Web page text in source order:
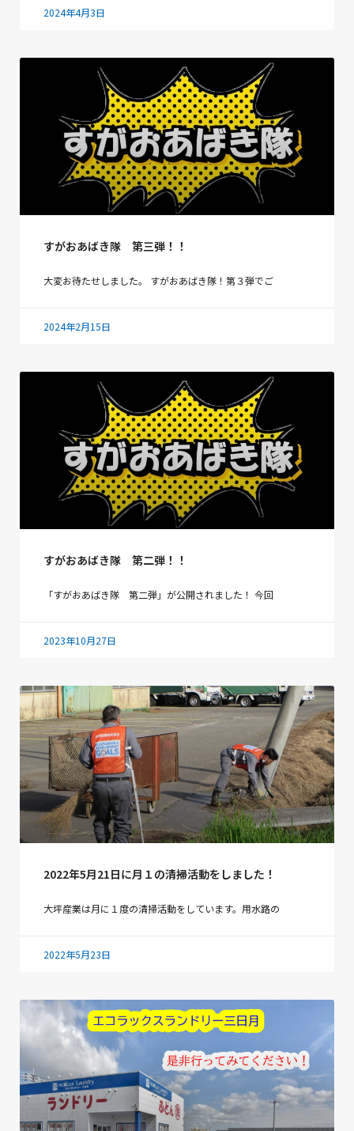
2024年4月3日
すがおあばき隊 第三弾！！
大変お待たせしました。 すがおあばき隊！第３弾でご
2024年2月15日
すがおあばき隊 第二弾！！
「すがおあばき隊 第二弾」が公開されました！ 今回
2023年10月27日
2022年5月21日に月１の清掃活動をしました！
大坪産業は月に１度の清掃活動をしています。用水路の
2022年5月23日